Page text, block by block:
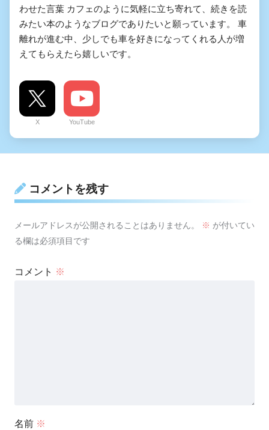
わせた言葉 カフェのように気軽に立ち寄れて、続きを読
みたい本のようなブログでありたいと願っています。 車
離れが進む中、少しでも車を好きになってくれる人が増
えてもらえたら嬉しいです。
X YouTube
コメントを残す
メールアドレスが公開されることはありません。 ※ が付いてい
る欄は必須項目です
コメント ※
名前 ※